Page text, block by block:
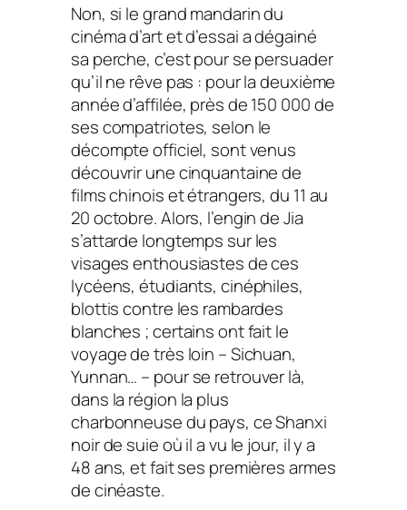
Non, si le grand mandarin du
cinéma d’art et d’essai a dégainé
sa perche, c’est pour se persuader
qu’il ne rêve pas : pour la deuxième
année d’affilée, près de 150 000 de
ses compatriotes, selon le
décompte officiel, sont venus
découvrir une cinquantaine de
films chinois et étrangers, du 11 au
20 octobre. Alors, l’engin de Jia
s’attarde longtemps sur les
visages enthousiastes de ces
lycéens, étudiants, cinéphiles,
blottis contre les rambardes
blanches ; certains ont fait le
voyage de très loin – Sichuan,
Yunnan… – pour se retrouver là,
dans la région la plus
charbonneuse du pays, ce Shanxi
noir de suie où il a vu le jour, il y a
48 ans, et fait ses premières armes
de cinéaste.